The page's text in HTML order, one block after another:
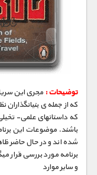
توضیحات : مجری­ این
که از جمله­ ی
که داستانهای علمی-
باشند. موضوعات این
شده­ اند و در حال حاضر
برنامه مورد بررسی قرار
و سایر موارد